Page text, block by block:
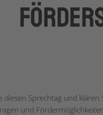
diesen Sprechtag und
und